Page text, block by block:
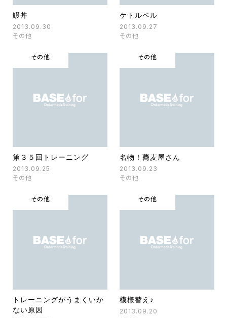
鰻丼
2013.09.30
その他
ケトルベル
2013.09.27
その他
その他
第３５回トレーニング
2013.09.25
その他
その他
名物！蕎麦屋さん
2013.09.23
その他
その他
トレーニングがうまくいか
ない原因
その他
模様替え♪
2013.09.20